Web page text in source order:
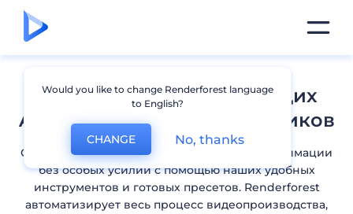
Конструктор Объясняющих
Aнимационных Видеороликов
Создавайте увлекательные объясняющиe анимации
без особых усилий с помощью наших удобных
инструментов и готовых пресетов. Renderforest
автоматизирует весь процесс видеопроизводства,
Would you like to change Renderforest language
to English?
CHANGE No, thanks